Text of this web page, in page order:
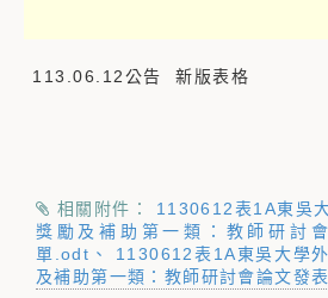
113.06.12公告 新版表格
相關附件： 1130612表1A東吳
獎勵及補助第一類：教師研討
單.odt
1130612表1A東吳大學
及補助第一類：教師研討會論文發